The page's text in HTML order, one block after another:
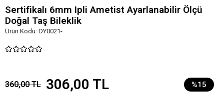
Sertifikalı 6mm Ipli Ametist Ayarlanabilir Ölçü
Doğal Taş Bileklik
Ürün Kodu: DY0021-
360,00 TL 306,00 TL %15